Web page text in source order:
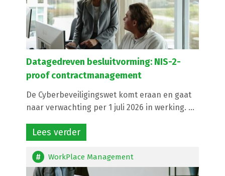
Datagedreven besluitvorming: NIS-2-
proof contractmanagement
De Cyberbeveiligingswet komt eraan en gaat
naar verwachting per 1 juli 2026 in werking. ...
Lees verder
WorkPlace Management